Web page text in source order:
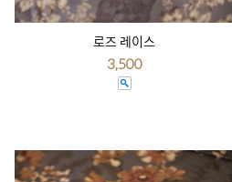
로즈 레이스
3,500